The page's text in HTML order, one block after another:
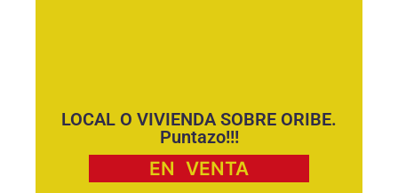
LOCAL O VIVIENDA SOBRE ORIBE.
Puntazo!!!
EN VENTA